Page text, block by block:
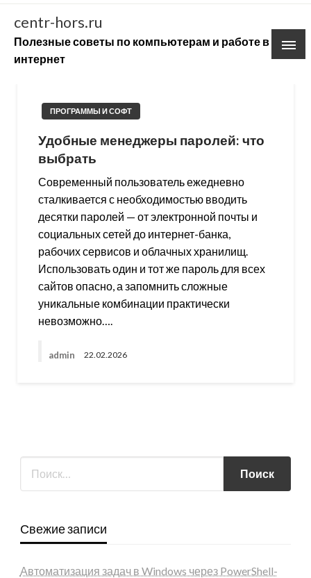
Skip
content
centr-hors.ru
Полезные советы по компьютерам и работе в
интернет
ПРОГРАММЫ И СОФТ
Удобные менеджеры паролей: что
выбрать
Современный пользователь ежедневно
сталкивается с необходимостью вводить
десятки паролей — от электронной почты и
социальных сетей до интернет-банка,
рабочих сервисов и облачных хранилищ.
Использовать один и тот же пароль для всех
сайтов опасно, а запомнить сложные
уникальные комбинации практически
невозможно….
admin 22.02.2026
Свежие записи
Автоматизация задач в Windows через PowerShell-